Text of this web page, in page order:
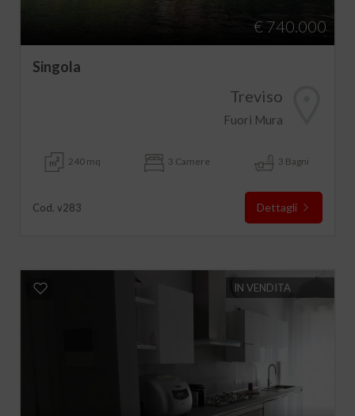
€ 740.000
Singola
Treviso
Fuori Mura
240 mq 3 Camere 3 Bagni
Cod. v283 Dettagli
IN VENDITA